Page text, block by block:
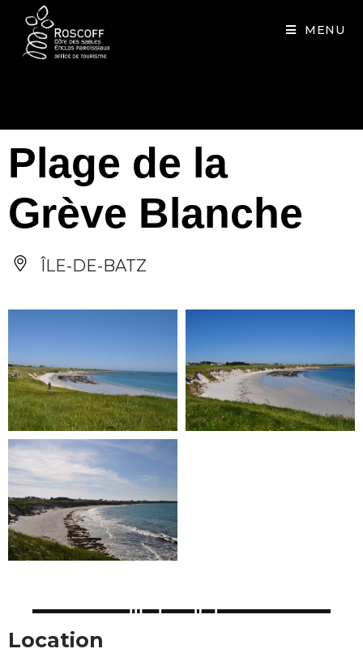
MENU
Plage de la
Grève Blanche
ÎLE-DE-BATZ
Location
Cookies management panel